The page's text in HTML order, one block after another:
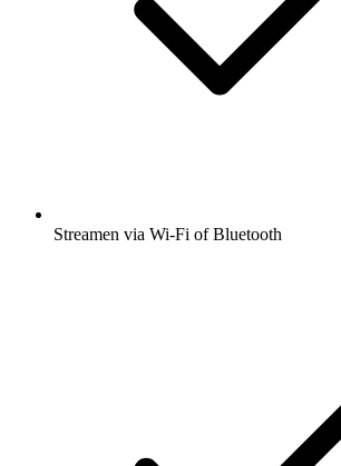
Streamen via Wi-Fi of Bluetooth